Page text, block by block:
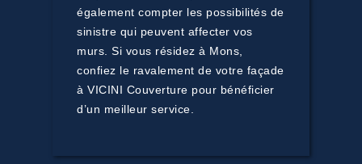
également compter les possibilités de
sinistre qui peuvent affecter vos
murs. Si vous résidez à Mons,
confiez le ravalement de votre façade
à VICINI Couverture pour bénéficier
d’un meilleur service.